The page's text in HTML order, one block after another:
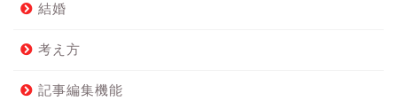
結婚
考え方
記事編集機能